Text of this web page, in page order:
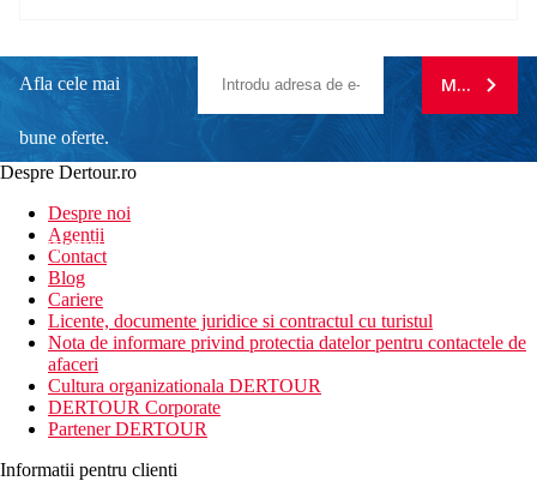
Afla cele mai
bune oferte.
newsletter!
MA
Despre Dertour.ro
Despre noi
Agentii
Contact
Blog
Cariere
Licente, documente juridice si contractul cu turistul
Nota de informare privind protectia datelor pentru contactele de
afaceri
Cultura organizationala DERTOUR
DERTOUR Corporate
Partener DERTOUR
Informatii pentru clienti